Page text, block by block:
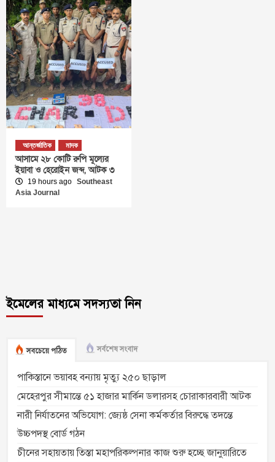
আন্তর্জাতিক মাদক
আসামে ২৮ কোটি রুপি মূল্যের
ইয়াবা ও হেরোইন জব্দ, আটক ৩
19 hours ago Southeast
Asia Journal
ইমেলের মাধ্যমে সদস্যতা নিন
সবচেয়ে পঠিত সর্বশেষ সংবাদ
পাকিস্তানে ভয়াবহ বন্যায় মৃত্যু ২৫০ ছাড়াল
মেহেরপুর সীমান্তে ৫১ হাজার মার্কিন ডলারসহ চোরাকারবারী আটক
নারী নির্যাতনের অভিযোগ: জ্যেষ্ঠ সেনা কর্মকর্তার বিরুদ্ধে তদন্তে
উচ্চপদস্থ বোর্ড গঠন
চীনের সহায়তায় তিস্তা মহাপরিকল্পনার কাজ শুরু হচ্ছে জানুয়ারিতে